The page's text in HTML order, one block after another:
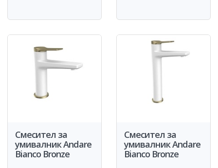
Смесител за
умивалник Andare
Bianco Bronze
Смесител за
умивалник Andare
Bianco Bronze